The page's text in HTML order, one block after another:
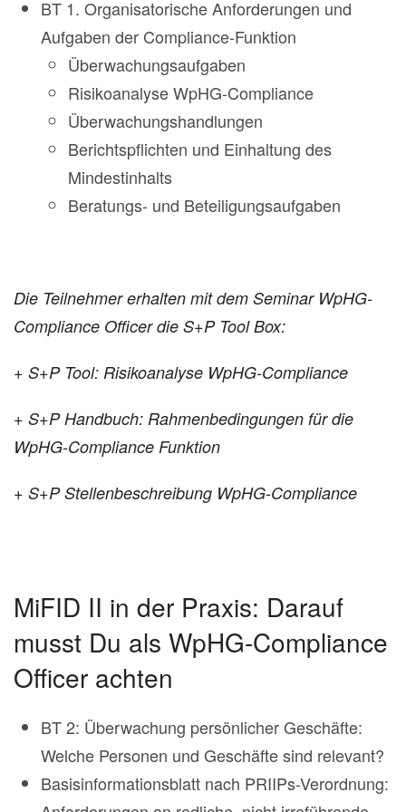
BT 1. Organisatorische Anforderungen und
Aufgaben der Compliance-Funktion
Überwachungsaufgaben
Risikoanalyse WpHG-Compliance
Überwachungshandlungen
Berichtspflichten und Einhaltung des
Mindestinhalts
Beratungs- und Beteiligungsaufgaben
Die Teilnehmer erhalten mit dem Seminar WpHG-
Compliance Officer die S+P Tool Box:
+ S+P Tool: Risikoanalyse WpHG-Compliance
+ S+P Handbuch: Rahmenbedingungen für die
WpHG-Compliance Funktion
+ S+P Stellenbeschreibung WpHG-Compliance
MiFID II in der Praxis: Darauf
musst Du als WpHG-Compliance
Officer achten
BT 2: Überwachung persönlicher Geschäfte:
Welche Personen und Geschäfte sind relevant?
Basisinformationsblatt nach PRIIPs-Verordnung: